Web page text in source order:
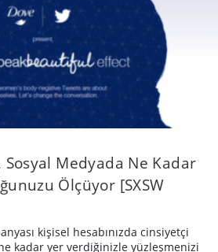
Medyada Ne Kadar
Ölçüyor [SXSW
kişisel hesabınızda cinsiyetçi
kadar yer verdiğinizle yüzleşmenizi